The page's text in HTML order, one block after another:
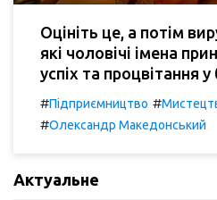
Оцініть це, а потім
які чоловічі імена
успіх та процвітання у
#Підприємництво #
#Олександр Македонський
Актуальне